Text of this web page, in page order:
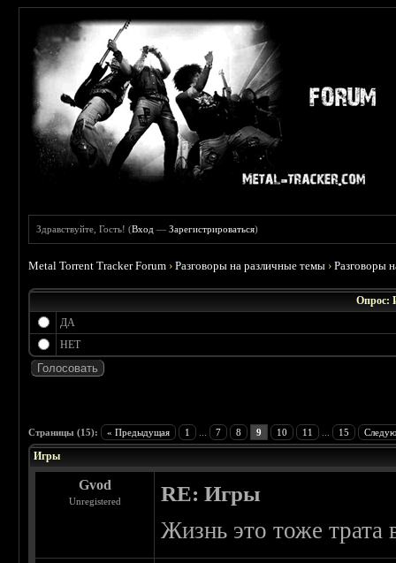
Здравствуйте, Гость! (Вход —Зарегистрироваться)
Metal Torrent Tracker Forum ›Разговоры на различные темы ›Разговоры
Опрос:
ДА
НЕТ
Страницы (15): « Предыдущая 1 7 8 9 10 11 15
Игры
Gvod
Unregistered RE: Игры
Жизнь это тоже трата